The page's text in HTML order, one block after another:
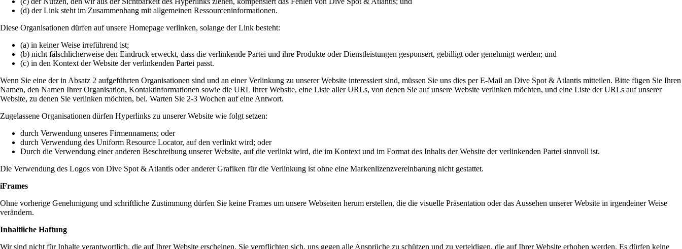
(d) der Link steht im Zusammenhang mit allgemeinen Ressourceninformationen.
Diese Organisationen dürfen auf unsere Homepage verlinken, solange der Link besteht:
(a) in keiner Weise irreführend ist;
(b) nicht fälschlicherweise den Eindruck erweckt, dass die verlinkende Partei und ihre Produkte oder Dienstleistungen gesponsert, gebilligt oder genehmigt werden; und
(c) in den Kontext der Website der verlinkenden Partei passt.
Wenn Sie eine der in Absatz 2 aufgeführten Organisationen sind und an einer Verlinkung zu unserer Website interessiert sind, müssen Sie uns dies per E-Mail an Dive Spot & Atlantis mitteilen. Bitte fügen Sie Ihren
Namen, den Namen Ihrer Organisation, Kontaktinformationen sowie die URL Ihrer Website, eine Liste aller URLs, von denen Sie auf unsere Website verlinken möchten, und eine Liste der URLs auf unserer
Website, zu denen Sie verlinken möchten, bei. Warten Sie 2-3 Wochen auf eine Antwort.
Zugelassene Organisationen dürfen Hyperlinks zu unserer Website wie folgt setzen:
durch Verwendung unseres Firmennamens; oder
durch Verwendung des Uniform Resource Locator, auf den verlinkt wird; oder
Durch die Verwendung einer anderen Beschreibung unserer Website, auf die verlinkt wird, die im Kontext und im Format des Inhalts der Website der verlinkenden Partei sinnvoll ist.
Die Verwendung des Logos von Dive Spot & Atlantis oder anderer Grafiken für die Verlinkung ist ohne eine Markenlizenzvereinbarung nicht gestattet.
iFrames
Ohne vorherige Genehmigung und schriftliche Zustimmung dürfen Sie keine Frames um unsere Webseiten herum erstellen, die die visuelle Präsentation oder das Aussehen unserer Website in irgendeiner Weise
verändern.
Inhaltliche Haftung
Wir sind nicht für Inhalte verantwortlich, die auf Ihrer Website erscheinen. Sie verpflichten sich, uns gegen alle Ansprüche zu schützen und zu verteidigen, die auf Ihrer Website erhoben werden. Es dürfen keine